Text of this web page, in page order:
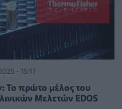
- 15:17
Το πρώτο μέλος του
Μελετών EDOS